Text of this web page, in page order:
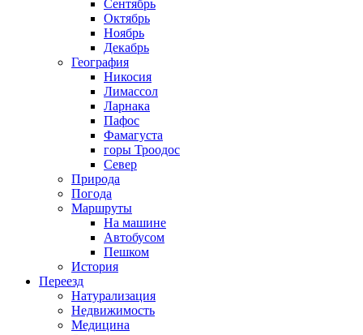
Сентябрь
Октябрь
Ноябрь
Декабрь
География
Никосия
Лимассол
Ларнака
Пафос
Фамагуста
горы Троодос
Север
Природа
Погода
Маршруты
На машине
Автобусом
Пешком
История
Переезд
Натурализация
Недвижимость
Медицина